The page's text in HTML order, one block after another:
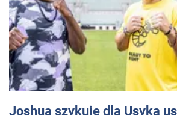
Joshua szykuje dla Usyka